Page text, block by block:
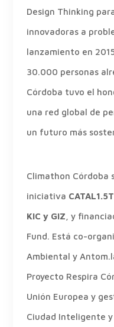
Design Thinking
innovadoras a
lanzamiento en
30.000 personas
Córdoba tuvo el
una red global de
un futuro más
Climathon Córdoba
iniciativa CATAL1.5T
KIC y GIZ , y
Fund. Está co-
Ambiental y
Proyecto Respira
Unión Europea y
Ciudad Inteligente